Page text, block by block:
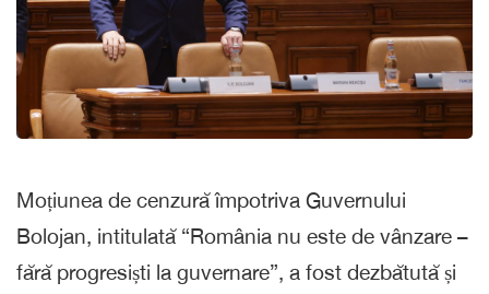
Moțiunea de cenzură împotriva Guvernului
Bolojan, intitulată “România nu este de vânzare –
fără progresiști la guvernare”, a fost dezbătută și